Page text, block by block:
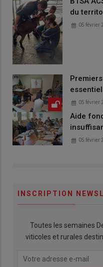
du
05 février
05 février
Aide
05 février
INSCRIPTION
Toutes les semaines
viticoles et rurales